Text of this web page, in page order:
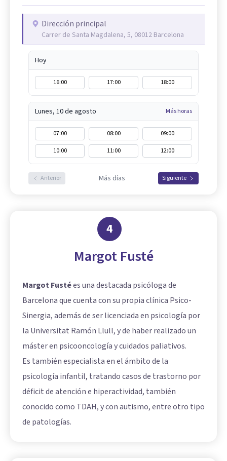
Dirección principal
Carrer de Santa Magdalena, 5, 08012 Barcelona
Hoy
16:00 17:00 18:00
Lunes, 10 de agosto Más horas
07:00 08:00
09:00
10:00
11:00 12:00
Anterior Más días Siguiente
4
Margot Fusté
Margot Fustées una destacada psicóloga de
Barcelona que cuenta con su propia clínica Psico-
Sinergia, además de ser licenciada en psicología por
la Universitat Ramón Llull, y de haber realizado un
máster en psicooncología y cuidados paliativos.
Es también especialista en el ámbito de la
psicología infantil, tratando casos de trastorno por
déficit de atención e hiperactividad, también
conocido como TDAH, y con autismo, entre otro tipo
de patologías.